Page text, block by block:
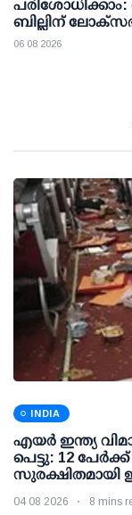
ബില്ലിന്
06 08 2026
INDIA
എയര്‍ ഇന്ത്യ
പെട്ടു: 12
സുരക്ഷിതമായി
04 08 2026 8 mins